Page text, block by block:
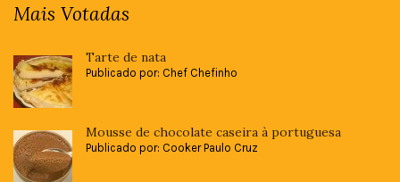
Mais Votadas
Tarte de nata
Publicado por: Chef Chefinho
Mousse de chocolate caseira à portuguesa
Publicado por: Cooker Paulo Cruz